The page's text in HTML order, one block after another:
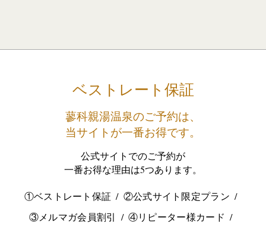
ベストレート保証
蓼科親湯温泉のご予約は、
当サイトが一番お得です。
公式サイトでのご予約が
一番お得な理由は5つあります。
①ベストレート保証
②公式サイト限定プラン
③メルマガ会員割引
④リピーター様カード